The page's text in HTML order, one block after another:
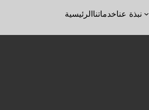
الرئيسيةخدماتنانبذة عنا